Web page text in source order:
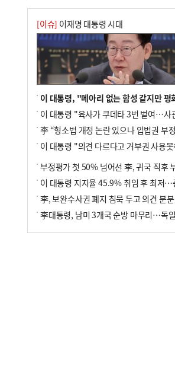
[이슈] 이재명 대통령 시대
李, 보완수사권 폐지 침묵 두고 의견 분분